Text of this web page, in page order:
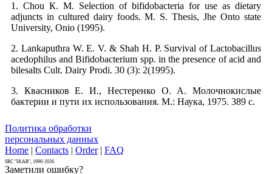
1. Chou К. М. Selection of bifidobacteria for use as dietary
adjuncts in cultured dairy foods. M. S. Thesis, Jhe Onto state
University, Onio (1995).
2. Lankaputhra W. E. V. & Shah H. P. Survival of Lactobacillus
acedophilus and Bifidobacterium spp. in the presence of acid and
bilesalts Cult. Dairy Prodi. 30 (3): 2(1995).
3. Квасников Е. И., Нестеренко О. А. Молочнокислые
бактерии и пути их использования. М.: Наука, 1975. 389 с.
Политика обработки
персональных данных
Home | Contacts | Order| FAQ
SRC "IKAR", 1990-2026
Заметили ошибку?